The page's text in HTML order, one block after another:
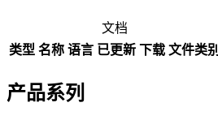
文档
类型 名称 语言 已更新 下载 文件类别
产品系列